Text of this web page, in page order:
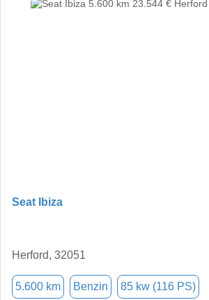
Seat Ibiza
Herford, 32051
5.600 km Benzin 85 kw (116 PS)